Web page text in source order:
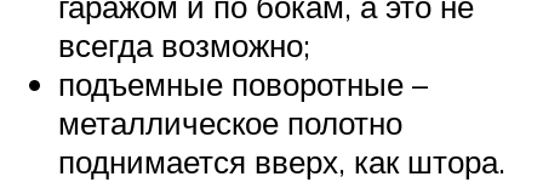
всегда возможно;
подъемные поворотные –
металлическое полотно
поднимается вверх, как штора.